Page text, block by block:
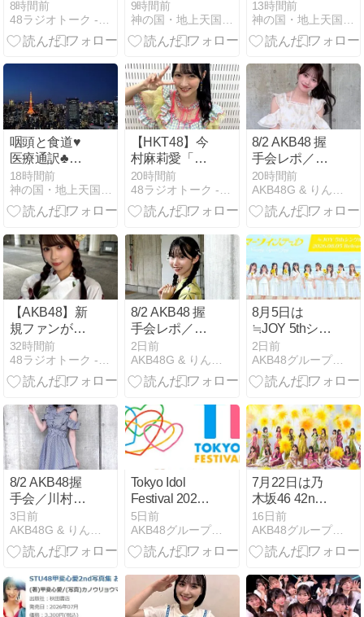
ないものを見
た」岡田あず
みと久留島優
8時間前
画」というこ
とが起きる！
9時間前
話 ringing in
the ears医学用
語 tinnitus♥
13時間前
咽頭と食道♥
医療通訳♣食
道は英語
で esophagus ／
医学用語：
18時間前
【HKT48】今
村麻莉愛「フ
グは毒がある
から食べませ
ん」＆沖アナ
回「ふじこ
こ」の文字
20時間前
8/2 AKB48 握
手会レポ／伊
藤百花
20時間前
【AKB48】新
規ファンが増
えたと感じ
る？山内瑞葵
「何きっか
聞きます」太
田有紀「5年
かけて来てく
れた方がい
て」
32時間前
8/2 AKB48 握
手会レポ／渡
邉葵心
2日前
8月5日は
≒JOY 5thシン
グル「サマー
ツインテー
ル」の発売日
2日前
AKB48グループ応援ブログ
8/2 AKB48握
手会／川村結
衣レポ
3日前
Tokyo Idol
Festival 2026
セトリ 2026年
7月31日～8月
2日
5日前
AKB48グループ応援ブログ
7月22日は乃
木坂46 42nd
シングル「是
非に及ばず」
の発売日
16日前
AKB48グループ応援ブログ